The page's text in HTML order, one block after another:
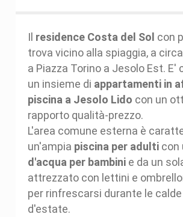
Il residence Costa del Sol con
trova vicino alla spiaggia, a
a Piazza Torino a Jesolo Est.
un insieme di appartamenti in
piscina a Jesolo Lido con un
rapporto qualità-prezzo.
L'area comune esterna è
un'ampia piscina per adulti con
d'acqua per bambini e da un
attrezzato con lettini e
per rinfrescarsi durante le
d'estate.